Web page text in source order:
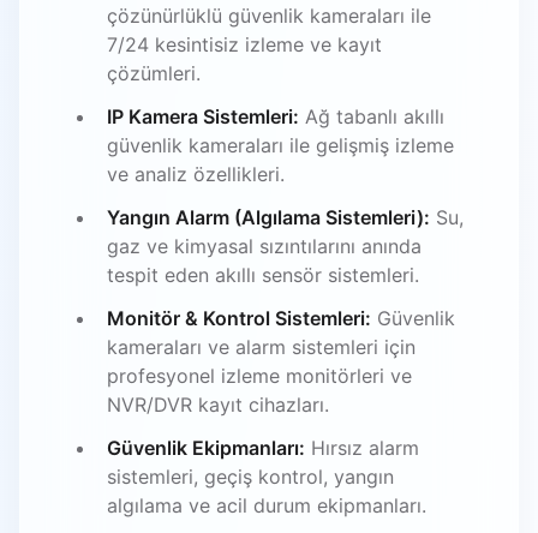
çözünürlüklü güvenlik kameraları ile
7/24 kesintisiz izleme ve kayıt
çözümleri.
IP Kamera Sistemleri: Ağ tabanlı akıllı
güvenlik kameraları ile gelişmiş izleme
ve analiz özellikleri.
Yangın Alarm (Algılama Sistemleri): Su,
gaz ve kimyasal sızıntılarını anında
tespit eden akıllı sensör sistemleri.
Monitör & Kontrol Sistemleri: Güvenlik
kameraları ve alarm sistemleri için
profesyonel izleme monitörleri ve
NVR/DVR kayıt cihazları.
Güvenlik Ekipmanları: Hırsız alarm
sistemleri, geçiş kontrol, yangın
algılama ve acil durum ekipmanları.